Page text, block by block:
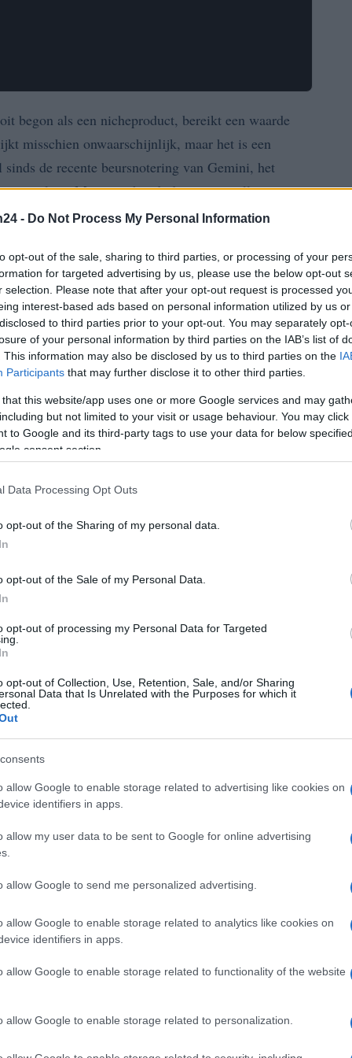
- Do Not Process My Personal Information
opt-out of the sale, sharing to third parties, or processing of your
for targeted advertising by us, please use the below opt-out
selection. Please note that after your opt-out request is processed
interest-based ads based on personal information utilized by us
to third parties prior to your opt-out. You may separately
of your personal information by third parties on the IAB’s list of
This information may also be disclosed by us to third parties on the
Participants that may further disclose it to other third parties.
that this website/app uses one or more Google services and may
but not limited to your visit or usage behaviour. You may
to Google and its third-party tags to use your data for below
consent section.
Data Processing Opt Outs
opt-out of the Sharing of my personal data.
opt-out of the Sale of my Personal Data.
opt-out of processing my Personal Data for Targeted
opt-out of Collection, Use, Retention, Sale, and/or Sharing
Data that Is Unrelated with the Purposes for which it
allow Google to enable storage related to advertising like cookies on
identifiers in apps.
allow my user data to be sent to Google for online advertising
allow Google to send me personalized advertising.
allow Google to enable storage related to analytics like cookies on
identifiers in apps.
allow Google to enable storage related to functionality of the website
allow Google to enable storage related to personalization.
begon als een nicheproduct, bereikt een waarde
misschien onwaarschijnlijk, maar het is een
de recente beursnotering van Gemini, het
tweeling. Maar wat houdt deze voorspelling in, en
verwachten?
voorpagina’s
crypto-wereld, met de beursgang van Gemini. De
uitspraken, heeft voorspeld dat Bitcoin de
Dit is echter niet de eerste keer dat we
zoals Arthur Hayes van BitMEX en Brian
gedaan. Wat maakt deze voorspellingen
redenen voor deze optimistische kijk op
is dat Bitcoin goud zal ‘verdringen’. Dit is
wordt beschouwd als een veilige haven
op CNBC deelden ze hun visie en benadrukten
het traditionele goud overtreffen? En wat betekent
gestapt?
kan zijn
in de beginfase van de Bitcoin-revolutie.
nog maar in het eerste inning.’ Dit suggereert dat
wat betekent dit voor de gemiddelde investeerder?